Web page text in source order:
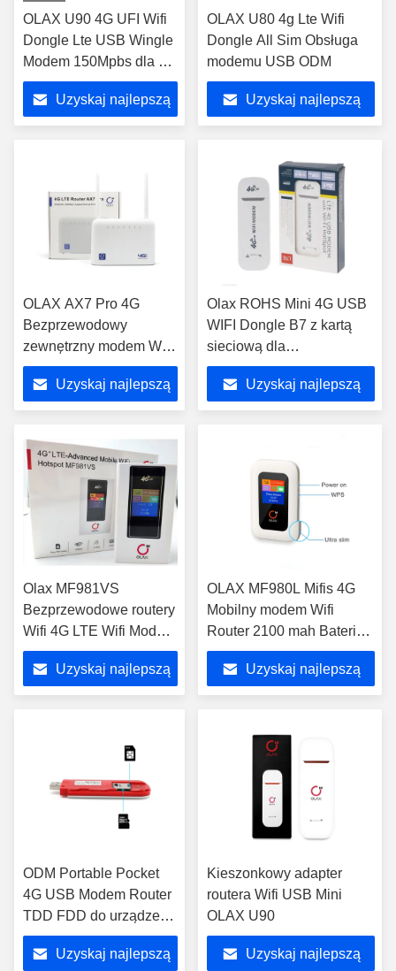
OLAX U90 4G UFI Wifi
Dongle Lte USB Wingle
Modem 150Mpbs dla 10
użytkowników
Uzyskaj najlepszą
OLAX U80 4g Lte Wifi
Dongle All Sim Obsługa
modemu USB ODM
Uzyskaj najlepszą
OLAX AX7 Pro 4G
Bezprzewodowy
zewnętrzny modem Wifi
5000 mah
Uzyskaj najlepszą
Olax ROHS Mini 4G USB
WIFI Dongle B7 z kartą
sieciową dla
przedsiębiorstw
Uzyskaj najlepszą
Olax MF981VS
Bezprzewodowe routery
Wifi 4G LTE Wifi Modem
z gniazdem karty SIM
150 Mb / s
Uzyskaj najlepszą
OLAX MF980L Mifis 4G
Mobilny modem Wifi
Router 2100 mah Bateria
litowa
Uzyskaj najlepszą
ODM Portable Pocket
4G USB Modem Router
TDD FDD do urządzeń
inteligentnych
Uzyskaj najlepszą
Kieszonkowy adapter
routera Wifi USB Mini
OLAX U90
Uzyskaj najlepszą